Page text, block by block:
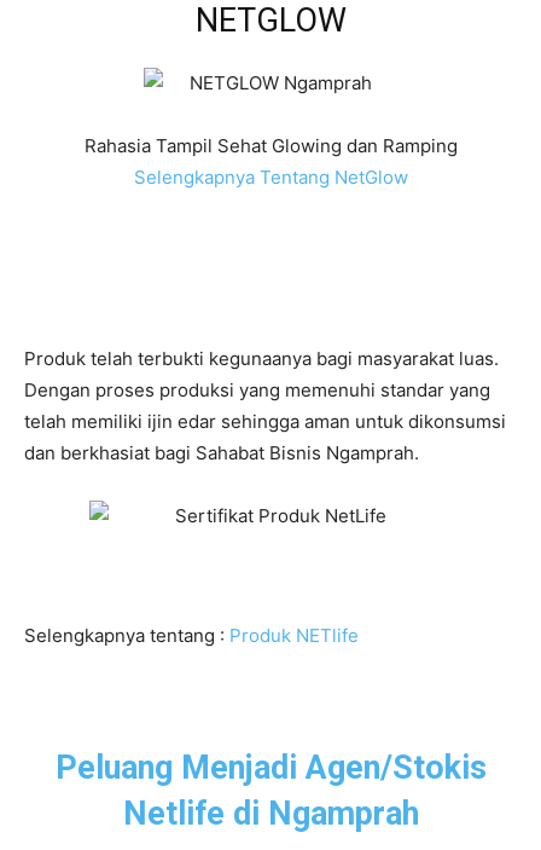
NETGLOW
Rahasia Tampil Sehat Glowing dan Ramping
Selengkapnya Tentang NetGlow
Produk telah terbukti kegunaanya bagi masyarakat luas.
Dengan proses produksi yang memenuhi standar yang
telah memiliki ijin edar sehingga aman untuk dikonsumsi
dan berkhasiat bagi Sahabat Bisnis Ngamprah.
Selengkapnya tentang : Produk NETlife
Peluang Menjadi Agen/Stokis
Netlife di Ngamprah